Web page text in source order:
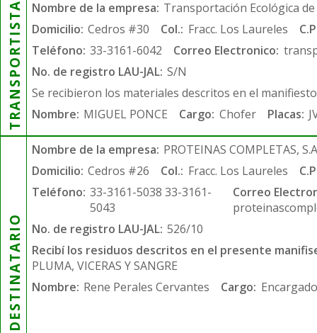
TRANSPORTISTA Nombre de la empresa: Transportación Ecológica de
Domicilio: Cedros #30 Col.: Fracc. Los Laureles
Teléfono: 33-3161-6042 Correo Electronico:
No. de registro LAU-JAL: S/N
Se recibieron los materiales descritos en el
Nombre: MIGUEL PONCE Cargo: Chofer Placas:
DESTINATARIO
Nombre de la empresa: PROTEINAS COMPLETAS,
Domicilio: Cedros #26 Col.: Fracc. Los Laureles
Teléfono: 33-3161-5038 33-3161-
5043
Correo
No. de registro LAU-JAL: 526/10
Recibí los residuos descritos en el presente
PLUMA, VICERAS Y SANGRE
Nombre: Rene Perales Cervantes Cargo: